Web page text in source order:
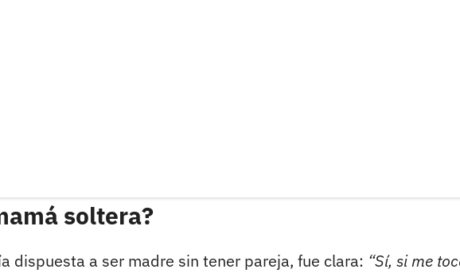
soltera?
dispuesta a ser madre sin tener pareja, fue clara: “Sí, si me